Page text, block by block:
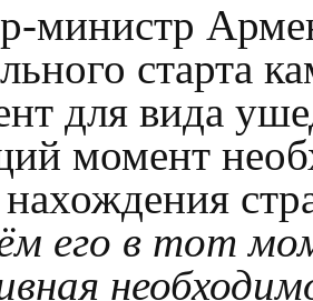
министр
старта
для вида
момент
нахождения
его в тот